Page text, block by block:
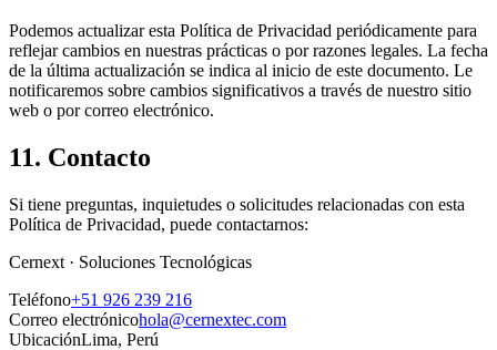
Podemos actualizar esta Política de Privacidad periódicamente para
reflejar cambios en nuestras prácticas o por razones legales. La fecha
de la última actualización se indica al inicio de este documento. Le
notificaremos sobre cambios significativos a través de nuestro sitio
web o por correo electrónico.
11. Contacto
Si tiene preguntas, inquietudes o solicitudes relacionadas con esta
Política de Privacidad, puede contactarnos:
Cernext · Soluciones Tecnológicas
Teléfono+51 926 239 216
Correo electrónicohola@cernextec.com
UbicaciónLima, Perú